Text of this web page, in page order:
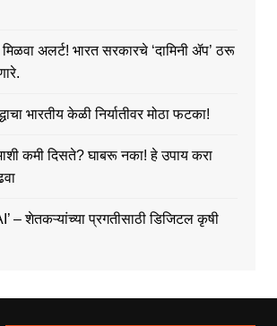
मिळवा अलर्ट! भारत सरकारचे ‘दामिनी ॲप’ ठरू
भारतीय केळी निर्यातीवर मोठा फटका!
कमी दिसते? घाबरू नका! हे उपाय करा
– शेतकऱ्यांच्या प्रगतीसाठी डिजिटल कृषी